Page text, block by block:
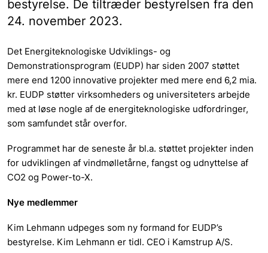
bestyrelse. De tiltræder bestyrelsen fra den
24. november 2023.
Det Energiteknologiske Udviklings- og
Demonstrationsprogram (EUDP) har siden 2007 støttet
mere end 1200 innovative projekter med mere end 6,2 mia.
kr. EUDP støtter virksomheders og universiteters arbejde
med at løse nogle af de energiteknologiske udfordringer,
som samfundet står overfor.
Programmet har de seneste år bl.a. støttet projekter inden
for udviklingen af vindmølletårne, fangst og udnyttelse af
CO2 og Power-to-X.
Nye medlemmer
Kim Lehmann udpeges som ny formand for EUDP’s
bestyrelse. Kim Lehmann er tidl. CEO i Kamstrup A/S.